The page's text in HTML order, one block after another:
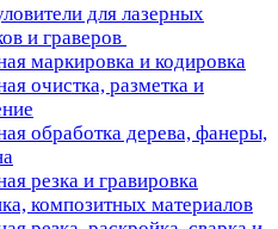
для лазерных
и граверов
маркировка и кодировка
очистка, разметка и
обработка дерева, фанеры,
резка и гравировка
композитных материалов